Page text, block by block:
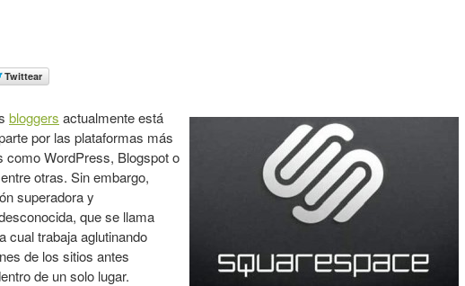
bloggers actualmente está
por las plataformas más
como WordPress, Blogspot o
otras. Sin embargo,
superadora y
que se llama
cual trabaja aglutinando
de los sitios antes
de un solo lugar.